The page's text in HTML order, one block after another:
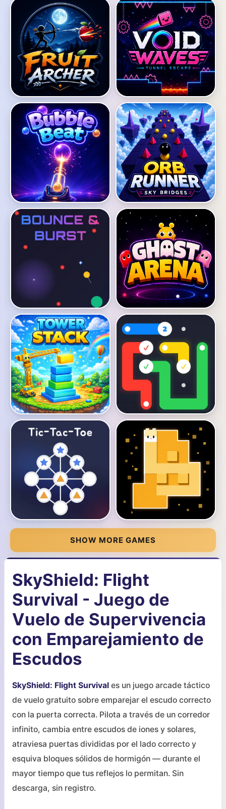
SHOW MORE GAMES
SkyShield: Flight
Survival - Juego de
Vuelo de Supervivencia
con Emparejamiento de
Escudos
SkyShield: Flight Survival es un juego arcade táctico
de vuelo gratuito sobre emparejar el escudo correcto
con la puerta correcta. Pilota a través de un corredor
infinito, cambia entre escudos de iones y solares,
atraviesa puertas divididas por el lado correcto y
esquiva bloques sólidos de hormigón — durante el
mayor tiempo que tus reflejos lo permitan. Sin
descarga, sin registro.